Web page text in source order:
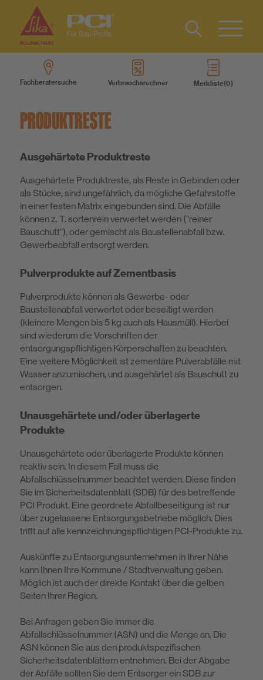
Produktsysteme
Wissen
Über uns
Nachhaltigkeit
Type 2 or
more
Fachberatersuche Verbrauchsrechner Merkliste
Kontakt
EN
PRODUKTRESTE
Ausgehärtete Produktreste
Ausgehärtete Produktreste, als Reste in Gebinden oder
als Stücke, sind ungefährlich, da mögliche Gefahrstoffe
in einer festen Matrix eingebunden sind. Die Abfälle
können z. T. sortenrein verwertet werden ("reiner
Bauschutt"), oder gemischt als Baustellenabfall bzw.
Gewerbeabfall entsorgt werden.
Pulverprodukte auf Zementbasis
Pulverprodukte können als Gewerbe- oder
Baustellenabfall verwertet oder beseitigt werden
(kleinere Mengen bis 5 kg auch als Hausmüll). Hierbei
sind wiederum die Vorschriften der
entsorgungspflichtigen Körperschaften zu beachten.
Eine weitere Möglichkeit ist zementäre Pulverabfälle mit
Wasser anzumischen, und ausgehärtet als Bauschutt zu
entsorgen.
Unausgehärtete und/oder überlagerte
Produkte
Unausgehärtete oder überlagerte Produkte können
reaktiv sein. In diesem Fall muss die
Abfallschlüsselnummer beachtet werden. Diese finden
Sie im Sicherheitsdatenblatt (SDB) für des betreffende
PCI Produkt. Eine geordnete Abfallbeseitigung ist nur
über zugelassene Entsorgungsbetriebe möglich. Dies
trifft auf alle kennzeichnungspflichtigen PCI-Produkte zu.
Auskünfte zu Entsorgungsunternehmen in Ihrer Nähe
kann Ihnen Ihre Kommune / Stadtverwaltung geben.
Möglich ist auch der direkte Kontakt über die gelben
Seiten Ihrer Region.
Bei Anfragen geben Sie immer die
Abfallschlüsselnummer (ASN) und die Menge an. Die
ASN können Sie aus den produktspezifischen
Sicherheitsdatenblättern entnehmen. Bei der Abgabe
der Abfälle sollten Sie dem Entsorger ein SDB zur